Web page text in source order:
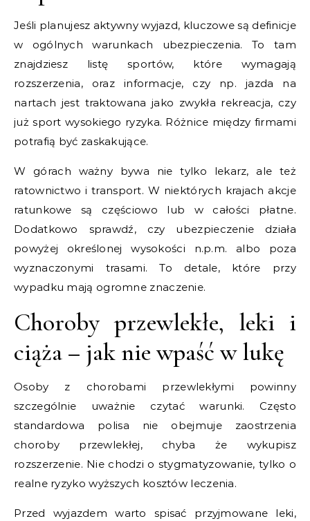
Jeśli planujesz aktywny wyjazd, kluczowe są definicje
w ogólnych warunkach ubezpieczenia. To tam
znajdziesz listę sportów, które wymagają
rozszerzenia, oraz informacje, czy np. jazda na
nartach jest traktowana jako zwykła rekreacja, czy
już sport wysokiego ryzyka. Różnice między firmami
potrafią być zaskakujące.
W górach ważny bywa nie tylko lekarz, ale też
ratownictwo i transport. W niektórych krajach akcje
ratunkowe są częściowo lub w całości płatne.
Dodatkowo sprawdź, czy ubezpieczenie działa
powyżej określonej wysokości n.p.m. albo poza
wyznaczonymi trasami. To detale, które przy
wypadku mają ogromne znaczenie.
Choroby przewlekłe, leki i
ciąża – jak nie wpaść w lukę
Osoby z chorobami przewlekłymi powinny
szczególnie uważnie czytać warunki. Często
standardowa polisa nie obejmuje zaostrzenia
choroby przewlekłej, chyba że wykupisz
rozszerzenie. Nie chodzi o stygmatyzowanie, tylko o
realne ryzyko wyższych kosztów leczenia.
Przed wyjazdem warto spisać przyjmowane leki,